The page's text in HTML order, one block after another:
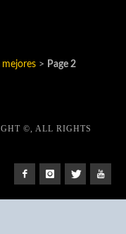
> Page 2
©, ALL RIGHTS